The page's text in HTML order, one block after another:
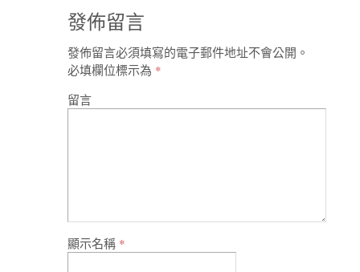
發佈留言
發佈留言必須填寫的電子郵件地址不會公開。
必填欄位標示為 *
留言
顯示名稱 *